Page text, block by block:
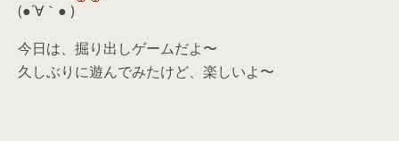
(●´∀｀● )
今日は、掘り出しゲームだよ〜
久しぶりに遊んでみたけど、楽しいよ〜